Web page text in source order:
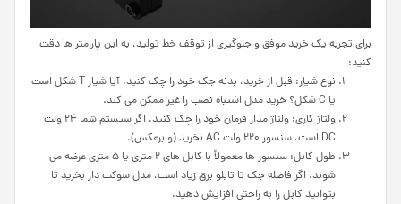
برای تجربه یک خرید موفق و جلوگیری از توقف خط تولید، به این پارامتر ها دقت
کنید:
نوع شیار: قبل از خرید، بدنه جک خود را چک کنید. آیا شیار T شکل است
یا C شکل؟ خرید مدل اشتباه نصب را غیر ممکن می کند.
ولتاژ کاری: ولتاژ مدار فرمان خود را چک کنید. اگر سیستم شما 24 ولت
DC است، سنسور 220 ولت AC نخرید (و برعکس).
طول کابل: سنسور ها معمولاً با کابل های 2 متری یا 5 متری عرضه می
شوند. اگر فاصله جک تا تابلو برق زیاد است، مدل سوکت دار بخرید تا
بتوانید کابل را به راحتی افزایش دهید.